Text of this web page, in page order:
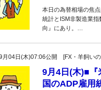
本日の為替相場の焦
統計とISM非製造業
向』にあり。…
月04日(木)07:06公開 [FX・羊飼い
9月4日(木)■『
国のADP雇用